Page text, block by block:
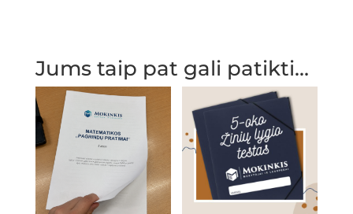
Jums taip pat gali patikti…